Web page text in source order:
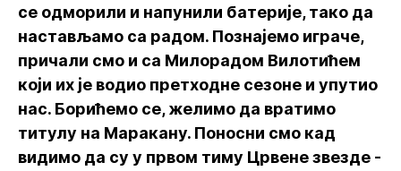
се одморили и напунили батерије, тако да
настављамо са радом. Познајемо играче,
причали смо и са Милорадом Вилотићем
који их је водио претходне сезоне и упутио
нас. Борићемо се, желимо да вратимо
титулу на Маракану. Поносни смо кад
видимо да су у првом тиму Црвене звезде -